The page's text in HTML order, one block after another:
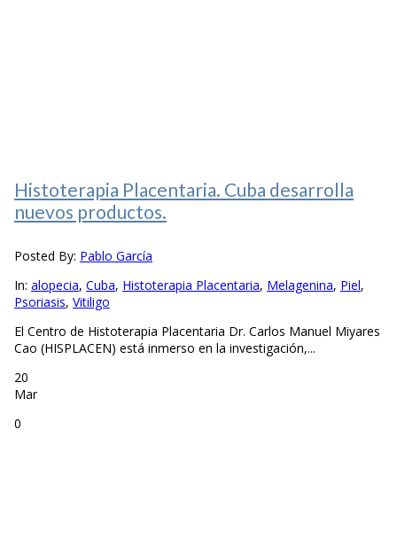
Histoterapia Placentaria. Cuba desarrolla
nuevos productos.
Posted By: Pablo García
In: alopecia, Cuba, Histoterapia Placentaria, Melagenina, Piel,
Psoriasis, Vitiligo
El Centro de Histoterapia Placentaria Dr. Carlos Manuel Miyares
Cao (HISPLACEN) está inmerso en la investigación,...
20
Mar
0